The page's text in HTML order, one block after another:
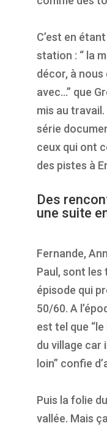
C’est en
station : “ la
décor, à nous
avec…” que
mis au
série
ceux qui ont
des pistes à
Des
une suite
Fernande,
Paul, sont les
épisode qui
50/60. A
est tel que
du village car
loin” confie
Puis la folie
vallée. Mais